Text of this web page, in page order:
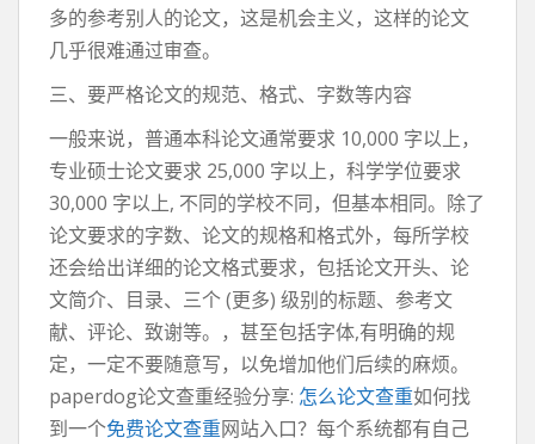
多的参考别人的论文，这是机会主义，这样的论文
几乎很难通过审查。
三、要严格论文的规范、格式、字数等内容
一般来说，普通本科论文通常要求 10,000 字以上，
专业硕士论文要求 25,000 字以上，科学学位要求
30,000 字以上, 不同的学校不同，但基本相同。除了
论文要求的字数、论文的规格和格式外，每所学校
还会给出详细的论文格式要求，包括论文开头、论
文简介、目录、三个 (更多) 级别的标题、参考文
献、评论、致谢等。，甚至包括字体,有明确的规
定，一定不要随意写，以免增加他们后续的麻烦。
paperdog论文查重经验分享: 怎么论文查重如何找
到一个免费论文查重网站入口？每个系统都有自己